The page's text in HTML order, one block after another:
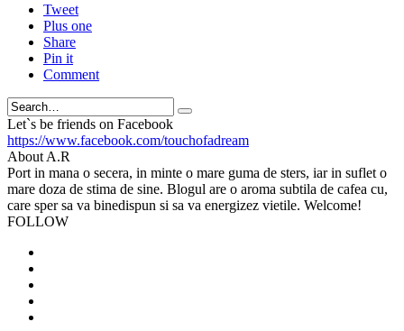
Tweet
Plus one
Share
Pin it
Comment
Search
Let`s be friends on Facebook
https://www.facebook.com/touchofadream
About A.R
Port in mana o secera, in minte o mare guma de sters, iar in suflet o
mare doza de stima de sine. Blogul are o aroma subtila de cafea cu,
care sper sa va binedispun si sa va energizez vietile. Welcome!
FOLLOW